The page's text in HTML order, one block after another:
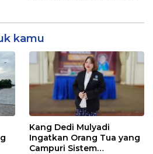
kamu
Kang Dedi Mulyadi
Ingatkan Orang Tua yang
Campuri Sistem